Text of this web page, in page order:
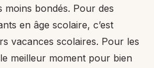
moins bondés. Pour des
en âge scolaire, c’est
vacances scolaires. Pour les
meilleur moment pour bien